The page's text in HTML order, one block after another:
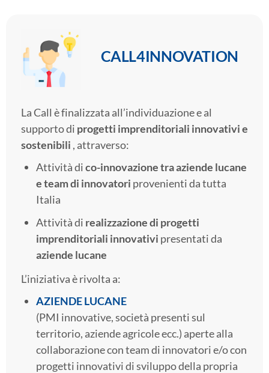
CALL4INNOVATION
La Call è finalizzata all’individuazione e al
supporto di progetti imprenditoriali innovativi e
sostenibili , attraverso:
Attività dico-innovazione tra aziende lucane
e team di innovatori provenienti da tutta
Italia
Attività di realizzazione di progetti
imprenditoriali innovativi presentati da
aziende lucane
L’iniziativa è rivolta a:
AZIENDE LUCANE
(PMI innovative, società presenti sul
territorio, aziende agricole ecc.) aperte alla
collaborazione con team di innovatori e/o con
progetti innovativi di sviluppo della propria